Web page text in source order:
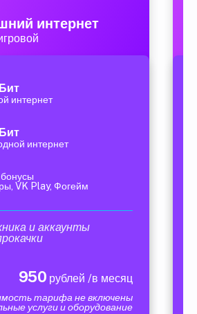
интернет
интернет
интернет
VK Play, Фогейм
и аккаунты
950 рублей /в месяц
тарифа не включены
услуги и оборудование